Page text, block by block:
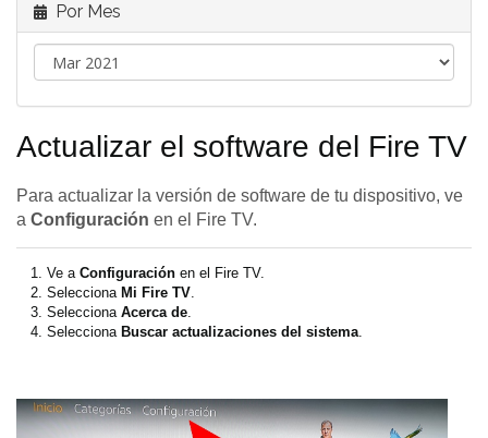
Por Mes
Actualizar el software del Fire TV
Para actualizar la versión de software de tu dispositivo, ve
a Configuración en el Fire TV.
Ve a Configuración en el Fire TV.
Selecciona Mi Fire TV
Selecciona Acerca de
Selecciona Buscar actualizaciones del sistema